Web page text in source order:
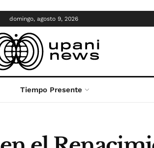
domingo, agosto 9, 2026
Tiempo Presente